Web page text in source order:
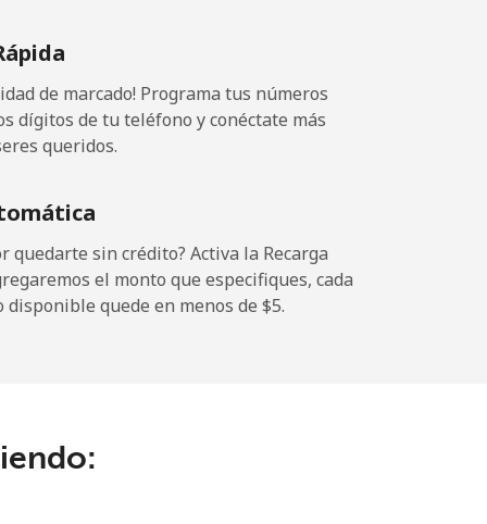
de marcado! Programa tus números
dígitos de tu teléfono y conéctate más
queridos.
quedarte sin crédito? Activa la Recarga
el monto que especifiques, cada
disponible quede en menos de ⁦$5⁩.